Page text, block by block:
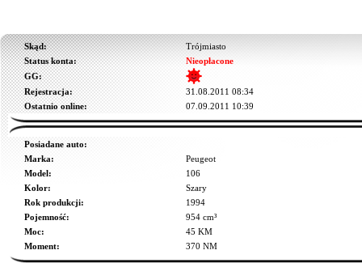
Skąd:
Trójmiasto
Status konta:
Nieopłacone
GG:
Rejestracja:
31.08.2011 08:34
Ostatnio online:
07.09.2011 10:39
Posiadane auto:
Marka:
Peugeot
Model:
106
Kolor:
Szary
Rok produkcji:
1994
Pojemność:
954 cm³
Moc:
45 KM
Moment:
370 NM